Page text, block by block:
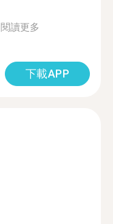
閱讀更多
下載APP